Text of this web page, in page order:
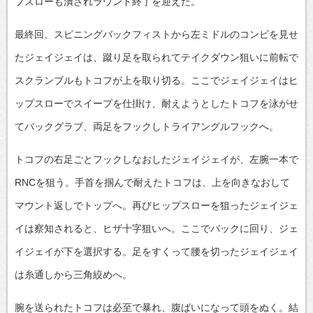
最終回、スピニングバックフィストから左ミドルのコンビを見せ
たジェイジェイは、蹴り足を取られてテイクダウン狙いに前転で
スクランブルもトコフが上を取り切る。ここでジェイジェイはヒ
ップスローでスイープを仕掛け、耐えようとしたトコフを泳がせ
てバックグラブ、両足をフックしトライアングルフックへ。
トコフの右足ごとフックしなおしたジェイジェイが、左腕一本で
RNCを狙う。手首を掴んで耐えたトコフは、上を向きなおして
マウント返しでトップへ。再びヒップスローを狙ったジェイジェ
イは察知されると、ヒザ十字狙いへ。ここでバックに回り、ジェ
イジェイが下を選択する。足をすくって腰を切ったジェイジェイ
は糸通しから三角絞めへ。
腕を送られたトコフは必至で暴れ、腹ばいになって頭をぬく。結